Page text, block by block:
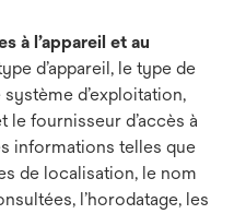
à l’appareil et au
d’appareil, le type de
système d’exploitation,
le fournisseur d’accès à
informations telles que
de localisation, le nom
l’horodatage, les